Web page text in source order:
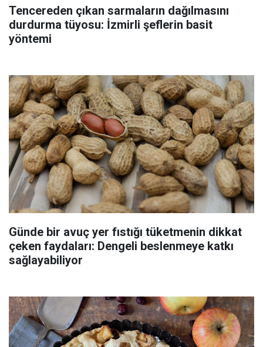
Tencereden çıkan sarmaların dağılmasını
durdurma tüyosu: İzmirli şeflerin basit
yöntemi
Günde bir avuç yer fıstığı tüketmenin dikkat
çeken faydaları: Dengeli beslenmeye katkı
sağlayabiliyor